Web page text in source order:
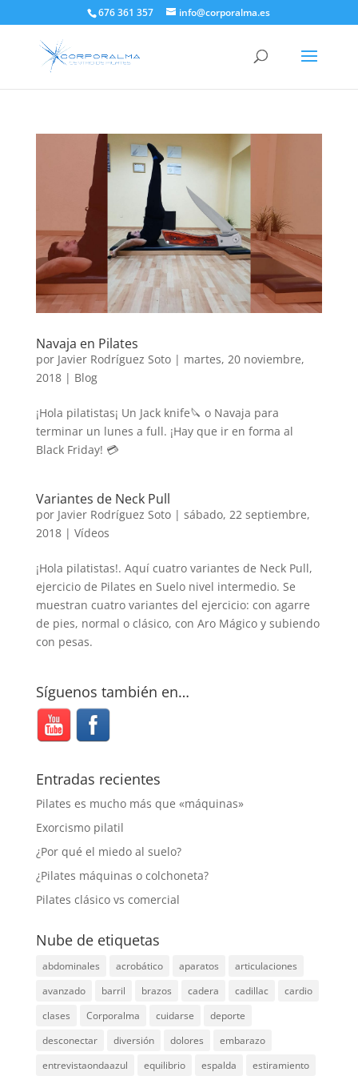
676 361 357 info@corporalma.es
Navaja en Pilates
por Javier Rodríguez Soto| martes, 20 noviembre,
2018| Blog
¡Hola pilatistas¡ Un Jack knife🔪 o Navaja para
terminar un lunes a full. ¡Hay que ir en forma al
Black Friday! 💳
Variantes de Neck Pull
por Javier Rodríguez Soto| sábado, 22 septiembre,
2018| Vídeos
¡Hola pilatistas!. Aquí cuatro variantes de Neck Pull,
ejercicio de Pilates en Suelo nivel intermedio. Se
muestran cuatro variantes del ejercicio: con agarre
de pies, normal o clásico, con Aro Mágico y subiendo
con pesas.
Síguenos también en…
Entradas recientes
Pilates es mucho más que «máquinas»
Exorcismo pilatil
¿Por qué el miedo al suelo?
¿Pilates máquinas o colchoneta?
Pilates clásico vs comercial
Nube de etiquetas
abdominales acrobático aparatos
articulaciones
avanzado
barril brazos cadera cadillac
cardio
clases
Corporalma cuidarse
deporte
desconectar
diversión dolores
embarazo
entrevistaondaazul
equilibrio espalda estiramiento